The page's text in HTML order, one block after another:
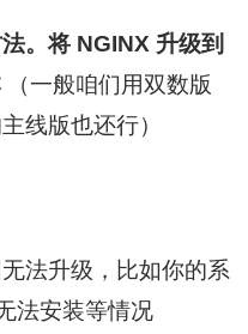
。将 NGINX 升级到
（一般咱们用双数版
线版也还行）
法升级，比如你的系
法安装等情况